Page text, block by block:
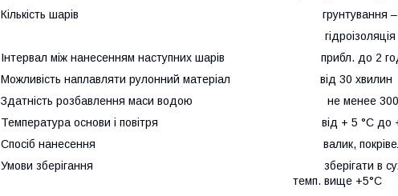
Кількість шарів грунтування – 1
гідроізоляція – 3
Інтервал між нанесенням наступних шарів прибл. до 2
Можливість наплавляти рулонний матеріал від 30 хвилин
Здатність розбавлення маси водою не менее
Температура основи і повітря від + 5 °С до
Спосіб нанесення валик, покрівельна
Умови зберігання зберігати в сухих і
темп. вище +5°С